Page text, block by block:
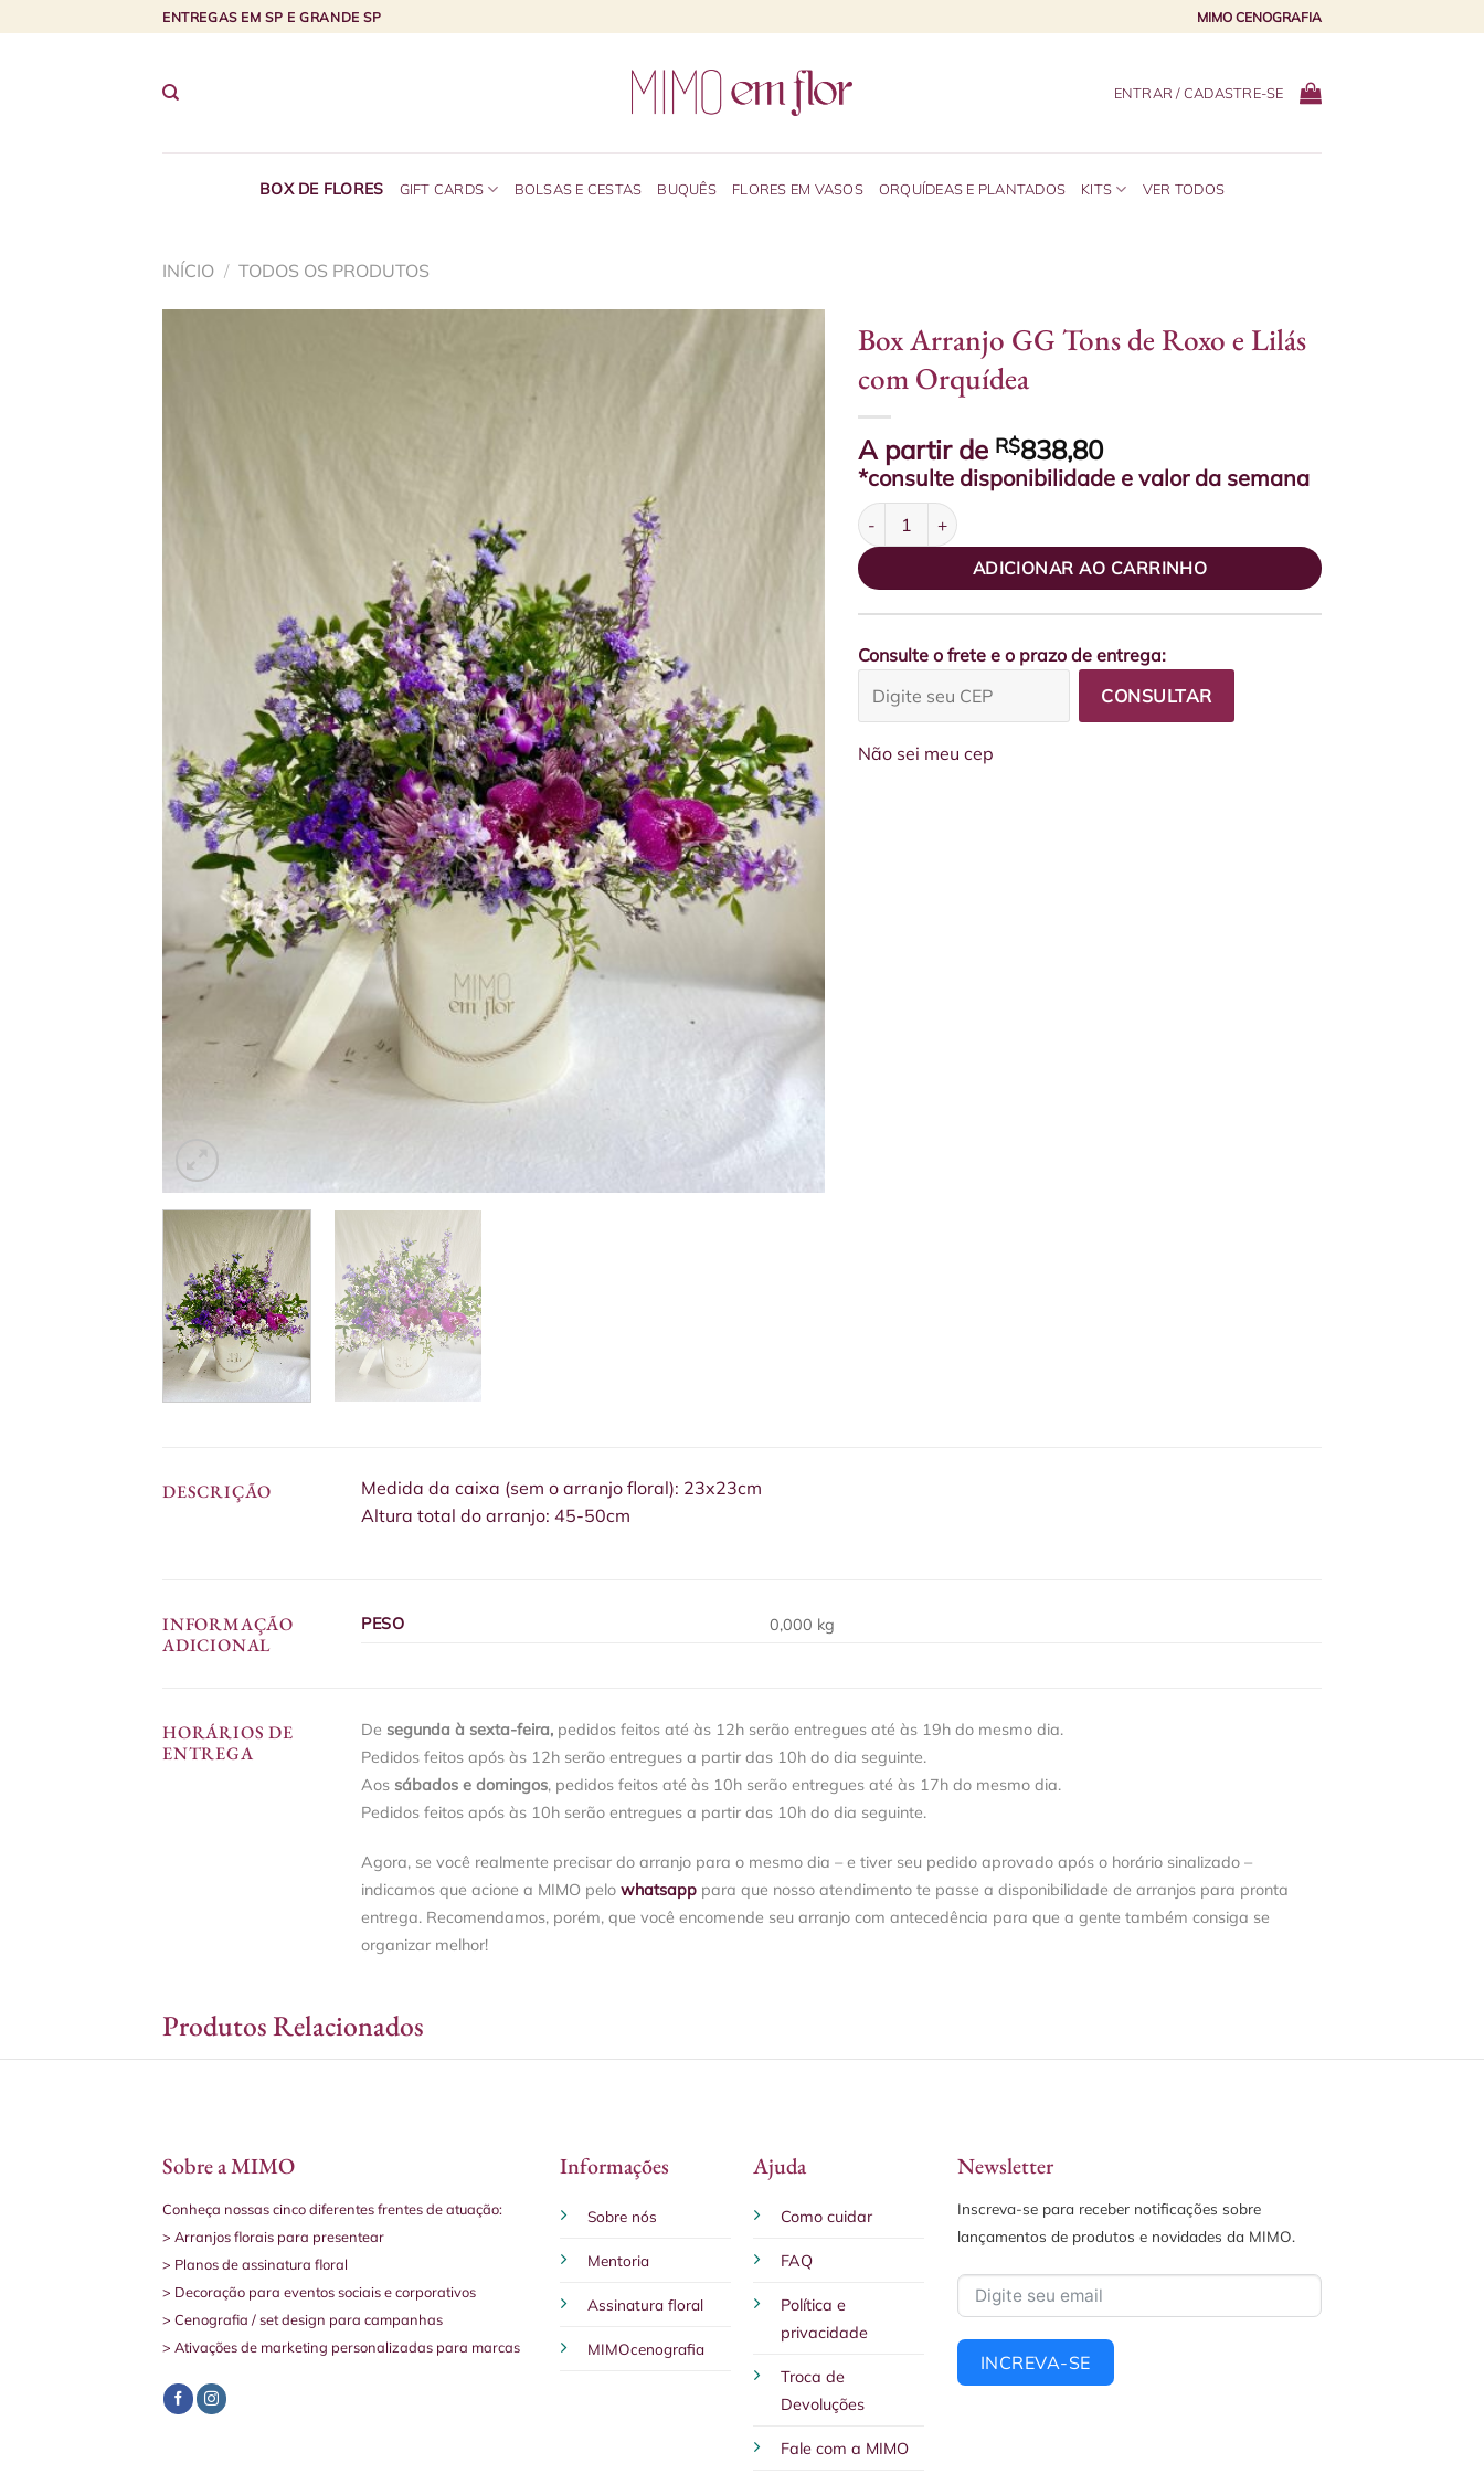
to
ENTREGAS EM SP E GRANDE SP MIMO CENOGRAFIA
ENTRAR / CADASTRE-SE
BOX DE FLORES GIFT CARDS BOLSAS E CESTAS BUQUÊS FLORES EM VASOS ORQUÍDEAS E PLANTADOS KITS VER TODOS
INÍCIO / TODOS OS PRODUTOS
Box Arranjo GG Tons de Roxo e Lilás
com Orquídea
A partir de R$838,80
*consulte disponibilidade e valor da semana
Box Arranjo GG Tons de Roxo e Lilás com Orquídea quantidade
ADICIONAR AO CARRINHO
Consulte o frete e o prazo de entrega:
CONSULTAR
Não sei meu cep
DESCRIÇÃO
Medida da caixa (sem o arranjo floral): 23x23cm
Altura total do arranjo: 45-50cm
INFORMAÇÃO
ADICIONAL
PESO 0,000 kg
HORÁRIOS DE
ENTREGA
De segunda à sexta-feira, pedidos feitos até às 12h serão entregues até às 19h do mesmo dia.
Pedidos feitos após às 12h serão entregues a partir das 10h do dia seguinte.
Aos sábados e domingos, pedidos feitos até às 10h serão entregues até às 17h do mesmo dia.
Pedidos feitos após às 10h serão entregues a partir das 10h do dia seguinte.
Agora, se você realmente precisar do arranjo para o mesmo dia – e tiver seu pedido aprovado após o horário sinalizado –
indicamos que acione a MIMO pelo whatsapp para que nosso atendimento te passe a disponibilidade de arranjos para pronta
entrega. Recomendamos, porém, que você encomende seu arranjo com antecedência para que a gente também consiga se
organizar melhor!
Produtos Relacionados
Sobre a MIMO
Conheça nossas cinco diferentes frentes de atuação:
> Arranjos florais para presentear
> Planos de assinatura floral
> Decoração para eventos sociais e corporativos
> Cenografia / set design para campanhas
> Ativações de marketing personalizadas para marcas
Informações
Sobre nós
Mentoria
Assinatura floral
MIMOcenografia
Ajuda
Como cuidar
FAQ
Política e
privacidade
Troca de
Devoluções
Fale com a MIMO
Newsletter
Inscreva-se para receber notificações sobre
lançamentos de produtos e novidades da MIMO.
INCREVA-SE